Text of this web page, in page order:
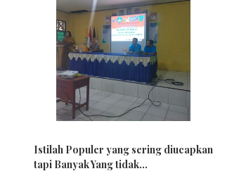
Istilah Populer yang sering diucapkan
tapi Banyak Yang tidak...